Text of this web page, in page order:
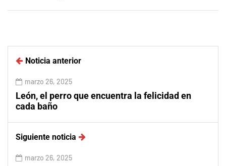
Noticia anterior
marzo 26, 2025
León, el perro que encuentra la felicidad en
cada baño
Siguiente noticia
marzo 26, 2025